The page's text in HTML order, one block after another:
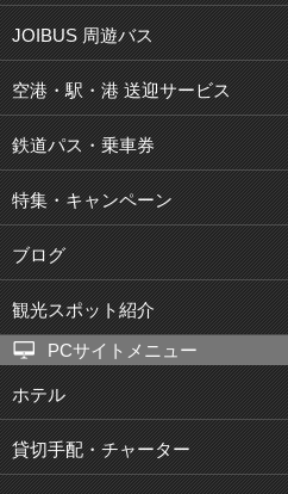
JOIBUS 周遊バス
空港・駅・港 送迎サービス
鉄道パス・乗車券
特集・キャンペーン
ブログ
観光スポット紹介
PCサイトメニュー
ホテル
貸切手配・チャーター